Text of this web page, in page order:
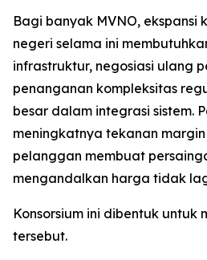
Bagi banyak MVNO, ekspansi
negeri selama ini
infrastruktur, negosiasi ulang
penanganan kompleksitas
besar dalam integrasi sistem.
meningkatnya tekanan
pelanggan membuat
mengandalkan harga tidak
Konsorsium ini dibentuk
tersebut.